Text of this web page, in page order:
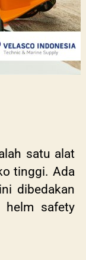
satu alat
tinggi. Ada
dibedakan
helm safety